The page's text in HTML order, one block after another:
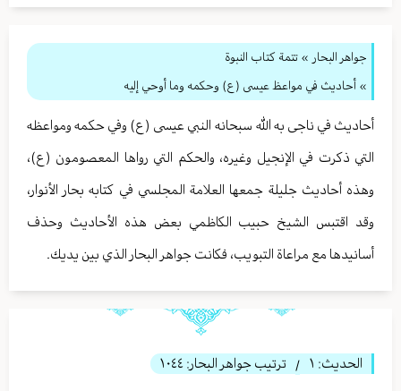
جواهر البحار » تتمة كتاب النبوة
» أحاديث في مواعظ عيسى (ع) وحكمه وما أوحي إليه
أحاديث في ناجى به الله سبحانه النبي عيسى (ع) وفي حكمه ومواعظه
التي ذكرت في الإنجيل وغيره، والحكم التي رواها المعصومون (ع)،
وهذه أحاديث جليلة جمعها العلامة المجلسي في كتابه بحار الأنوار،
وقد اقتبس الشيخ حبيب الكاظمي بعض هذه الأحاديث وحذف
أسانيدها مع مراعاة التبويب، فكانت جواهر البحار الذي بين يديك.
الحديث: ١ / ترتيب جواهر البحار: ١٠٤٤